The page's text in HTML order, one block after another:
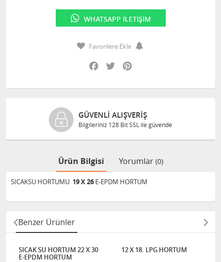
WHATSAPP İLETIŞIM
Favorilere Ekle
Facebook
Twitter
GÜVENLI ALIŞVERIŞ
Bilgileriniz 128 Bit SSL ile güvende
Ürün Bilgisi Yorumlar (0)
SICAKSU HORTUMU 19 X 26 E-EPDM HORTUM
Benzer Ürünler
SICAK SU HORTUM 22 X 30
E-EPDM HORTUM
12 X 18. LPG HORTUM